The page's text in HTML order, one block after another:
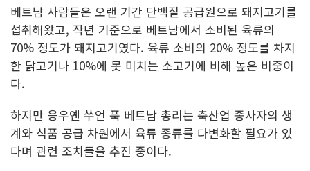
베트남 사람들은 오랜 기간 단백질 공급원으로 돼지고기를
섭취해왔고, 작년 기준으로 베트남에서 소비된 육류의
70% 정도가 돼지고기였다. 육류 소비의 20% 정도를 차지
한 닭고기나 10%에 못 미치는 소고기에 비해 높은 비중이
다.
하지만 응우옌 쑤언 푹 베트남 총리는 축산업 종사자의 생
계와 식품 공급 차원에서 육류 종류를 다변화할 필요가 있
다며 관련 조치들을 추진 중이다.